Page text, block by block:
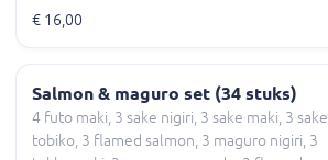
€ 16,00
Salmon & maguro set (34 stuks)
4 futo maki, 3 sake nigiri, 3 sake maki, 3 sake
tobiko, 3 flamed salmon, 3 maguro nigiri, 3